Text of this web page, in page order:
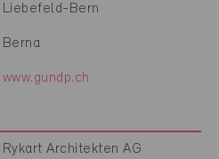
Liebefeld-Bern
Berna
www.gundp.ch
Rykart Architekten AG